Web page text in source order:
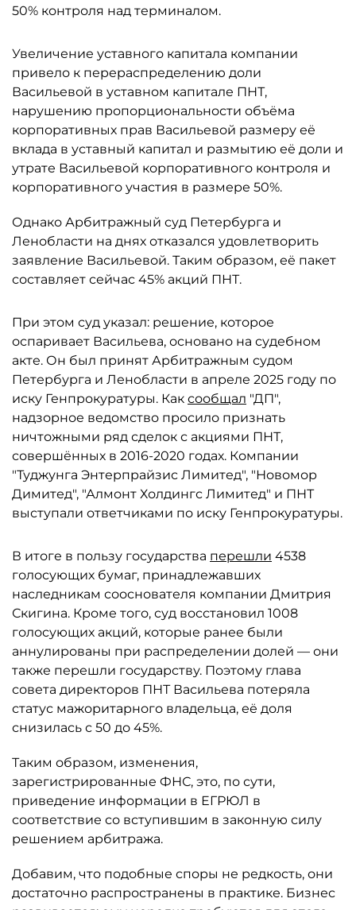
50% контроля над терминалом.
Увеличение уставного капитала компании
привело к перераспределению доли
Васильевой в уставном капитале ПНТ,
нарушению пропорциональности объёма
корпоративных прав Васильевой размеру её
вклада в уставный капитал и размытию её доли и
утрате Васильевой корпоративного контроля и
корпоративного участия в размере 50%.
Однако Арбитражный суд Петербурга и
Ленобласти на днях отказался удовлетворить
заявление Васильевой. Таким образом, её пакет
составляет сейчас 45% акций ПНТ.
При этом суд указал: решение, которое
оспаривает Васильева, основано на судебном
акте. Он был принят Арбитражным судом
Петербурга и Ленобласти в апреле 2025 году по
иску Генпрокуратуры. Как сообщал "ДП",
надзорное ведомство просило признать
ничтожными ряд сделок с акциями ПНТ,
совершённых в 2016-2020 годах. Компании
"Туджунга Энтерпрайзис Лимитед", "Новомор
Димитед", "Алмонт Холдингс Лимитед" и ПНТ
выступали ответчиками по иску Генпрокуратуры.
В итоге в пользу государства перешли 4538
голосующих бумаг, принадлежавших
наследникам сооснователя компании Дмитрия
Скигина. Кроме того, суд восстановил 1008
голосующих акций, которые ранее были
аннулированы при распределении долей — они
также перешли государству. Поэтому глава
совета директоров ПНТ Васильева потеряла
статус мажоритарного владельца, её доля
снизилась с 50 до 45%.
Таким образом, изменения,
зарегистрированные ФНС, это, по сути,
приведение информации в ЕГРЮЛ в
соответствие со вступившим в законную силу
решением арбитража.
Добавим, что подобные споры не редкость, они
достаточно распространены в практике. Бизнес